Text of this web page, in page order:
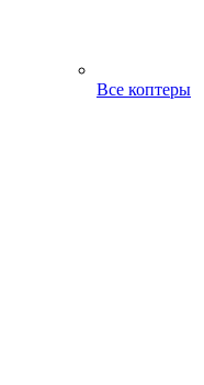
Все коптеры